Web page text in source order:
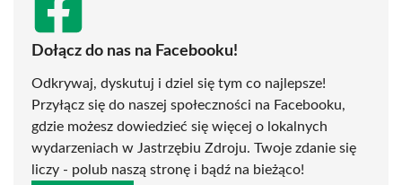
Dołącz do nas na Facebooku!
Odkrywaj, dyskutuj i dziel się tym co najlepsze!
Przyłącz się do naszej społeczności na Facebooku,
gdzie możesz dowiedzieć się więcej o lokalnych
wydarzeniach w Jastrzębiu Zdroju. Twoje zdanie się
liczy - polub naszą stronę i bądź na bieżąco!